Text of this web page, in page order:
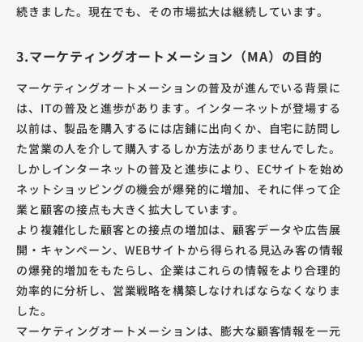
続きました。現在でも、その市場拡大は継続しています。
3.マーケティングオートメーション（MA）の目的
マーケティングオートメーションの普及が進んでいる背景に
は、ITの普及と進歩があります。インターネットが登場する
以前は、製品を購入するには店鋪に出向くか、自宅に訪問し
た営業の人を介して購入するしか方法がありませんでした。
しかしインターネットの普及と進歩により、ECサイトを始め
ネットショッピングの機会が爆発的に増加、それに伴って企
業と顧客の接点も大きく拡大しています。
より複雑化した顧客との接点の増加は、顧客データや広告展
開・キャンペーン、WEBサイトから得られる見込み客の情報
の爆発的増加をもたらし、企業はこれらの情報をより合理的
効率的に分析し、営業戦略を構築しなければならなくなりま
した。
マーケティングオートメーションは、膨大な顧客情報を一元